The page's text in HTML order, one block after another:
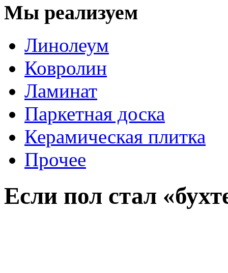
Мы реализуем
Линолеум
Ковролин
Ламинат
Паркетная доска
Керамическая плитка
Прочее
Если пол стал